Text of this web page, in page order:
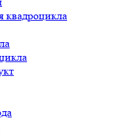
квадроцикла